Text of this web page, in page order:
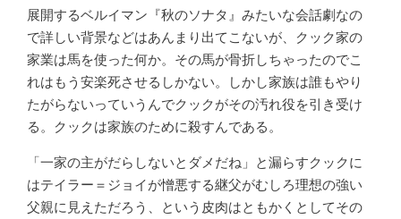
展開するベルイマン『秋のソナタ』みたいな会話劇なの
で詳しい背景などはあんまり出てこないが、クック家の
家業は馬を使った何か。その馬が骨折しちゃったのでこ
れはもう安楽死させるしかない。しかし家族は誰もやり
たがらないっていうんでクックがその汚れ役を引き受け
る。クックは家族のために殺すんである。
「一家の主がだらしないとダメだね」と漏らすクックに
はテイラー＝ジョイが憎悪する継父がむしろ理想の強い
父親に見えただろう、という皮肉はともかくとしてその